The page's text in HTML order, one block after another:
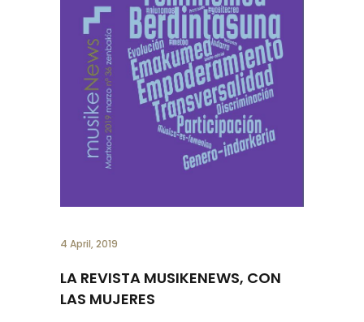
4 April, 2019
LA REVISTA MUSIKENEWS, CON
LAS MUJERES